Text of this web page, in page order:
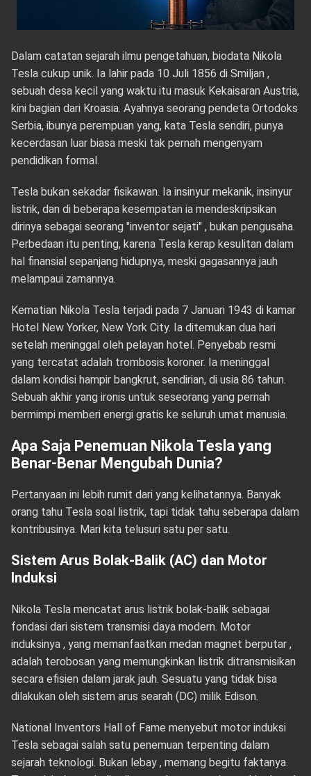
Dalam catatan sejarah ilmu pengetahuan, biodata Nikola
Tesla cukup unik. Ia lahir pada 10 Juli 1856 di Smiljan ,
sebuah desa kecil yang waktu itu masuk Kekaisaran Austria,
kini bagian dari Kroasia. Ayahnya seorang pendeta Ortodoks
Serbia, ibunya perempuan yang, kata Tesla sendiri, punya
kecerdasan luar biasa meski tak pernah mengenyam
pendidikan formal.
Tesla bukan sekadar fisikawan. Ia insinyur mekanik, insinyur
listrik, dan di beberapa kesempatan ia mendeskripsikan
dirinya sebagai seorang "inventor sejati" , bukan pengusaha.
Perbedaan itu penting, karena Tesla kerap kesulitan dalam
hal finansial sepanjang hidupnya, meski gagasannya jauh
melampaui zamannya.
Kematian Nikola Tesla terjadi pada 7 Januari 1943 di kamar
Hotel New Yorker, New York City. Ia ditemukan dua hari
setelah meninggal oleh pelayan hotel. Penyebab resmi
yang tercatat adalah trombosis koroner. Ia meninggal
dalam kondisi hampir bangkrut, sendirian, di usia 86 tahun.
Sebuah akhir yang ironis untuk seseorang yang pernah
bermimpi memberi energi gratis ke seluruh umat manusia.
Apa Saja Penemuan Nikola Tesla yang
Benar-Benar Mengubah Dunia?
Pertanyaan ini lebih rumit dari yang kelihatannya. Banyak
orang tahu Tesla soal listrik, tapi tidak tahu seberapa dalam
kontribusinya. Mari kita telusuri satu per satu.
Sistem Arus Bolak-Balik (AC) dan Motor
Induksi
Nikola Tesla mencatat arus listrik bolak-balik sebagai
fondasi dari sistem transmisi daya modern. Motor
induksinya , yang memanfaatkan medan magnet berputar ,
adalah terobosan yang memungkinkan listrik ditransmisikan
secara efisien dalam jarak jauh. Sesuatu yang tidak bisa
dilakukan oleh sistem arus searah (DC) milik Edison.
National Inventors Hall of Fame menyebut motor induksi
Tesla sebagai salah satu penemuan terpenting dalam
sejarah teknologi. Bukan lebay , memang begitu faktanya.